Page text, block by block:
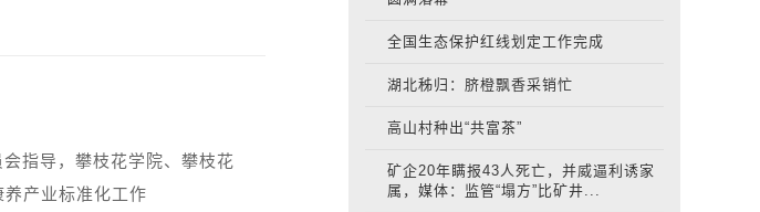
指导，攀枝花学院、攀枝花
产业标准化工作
全国生态保护红线划定工作完成
湖北秭归：脐橙飘香采销忙
高山村种出“共富茶”
矿企20年瞒报43人死亡，并威逼利诱家
属，媒体：监管“塌方”比矿井...